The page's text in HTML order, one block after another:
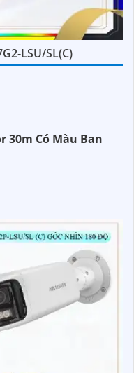
LSU/SL(C)
30m Có Màu Ban